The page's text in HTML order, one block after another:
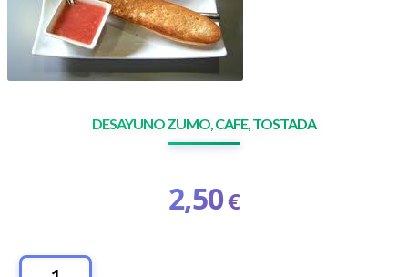
DESAYUNO ZUMO, CAFE, TOSTADA
2,50€